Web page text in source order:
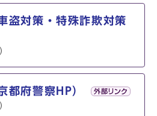
盗対策・特殊詐欺対策
都府警察HP）